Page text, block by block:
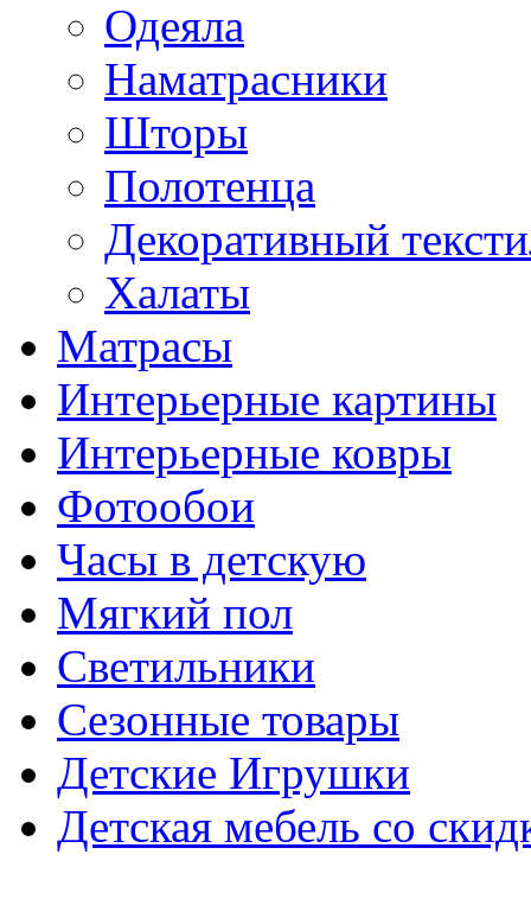
Одеяла
Наматрасники
Шторы
Полотенца
Декоративный
Халаты
Матрасы
Интерьерные картины
Интерьерные ковры
Фотообои
Часы в детскую
Мягкий пол
Светильники
Сезонные товары
Детские Игрушки
Детская мебель со